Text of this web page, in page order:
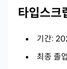
타입스크
기간:
최종 졸